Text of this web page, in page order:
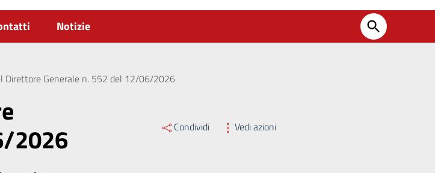
Notizie
Direttore Generale n. 552 del 12/06/2026
2026 Condividi Vedi azioni